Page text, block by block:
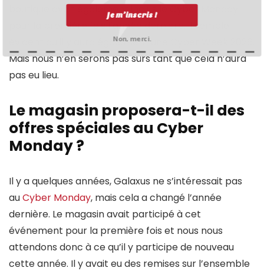
boutique avait également inclus le Cyber Monday
pour la première fois l’année dernière, il semble
évident qu’il y aura également une Cyber Week 2026.
Mais nous n’en serons pas sûrs tant que cela n’aura
pas eu lieu.
Le magasin proposera-t-il des
offres spéciales au Cyber
Monday ?
Il y a quelques années, Galaxus ne s’intéressait pas
auCyber Monday, mais cela a changé l’année
dernière. Le magasin avait participé à cet
événement pour la première fois et nous nous
attendons donc à ce qu’il y participe de nouveau
cette année. Il y avait eu des remises sur l’ensemble
Je m’inscris !
Non, merci.